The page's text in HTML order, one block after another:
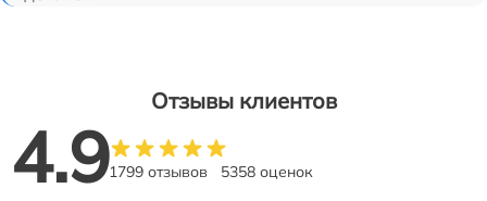
Отзывы клиентов
4.91799 отзывов 5358 оценок